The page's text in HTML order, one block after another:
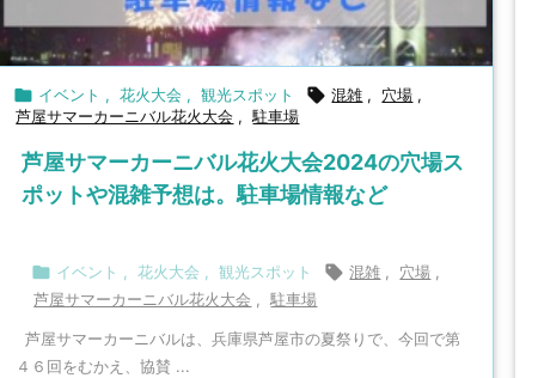
 イベント , 花火大会 , 観光スポット  混雑 , 穴場 ,
芦屋サマーカーニバル花火大会 , 駐車場
芦屋サマーカーニバル花火大会2024の穴場ス
ポットや混雑予想は。駐車場情報など
 イベント , 花火大会 , 観光スポット  混雑 , 穴場 ,
芦屋サマーカーニバル花火大会 , 駐車場
芦屋サマーカーニバルは、兵庫県芦屋市の夏祭りで、今回で第
４６回をむかえ、協賛 ...